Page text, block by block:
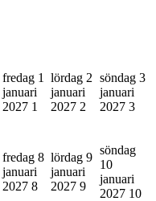
fredag 1
januari
2027 1
lördag 2
januari
2027 2
söndag 3
januari
2027 3
fredag 8
januari
2027 8
lördag 9
januari
2027 9
söndag
10
januari
2027 10